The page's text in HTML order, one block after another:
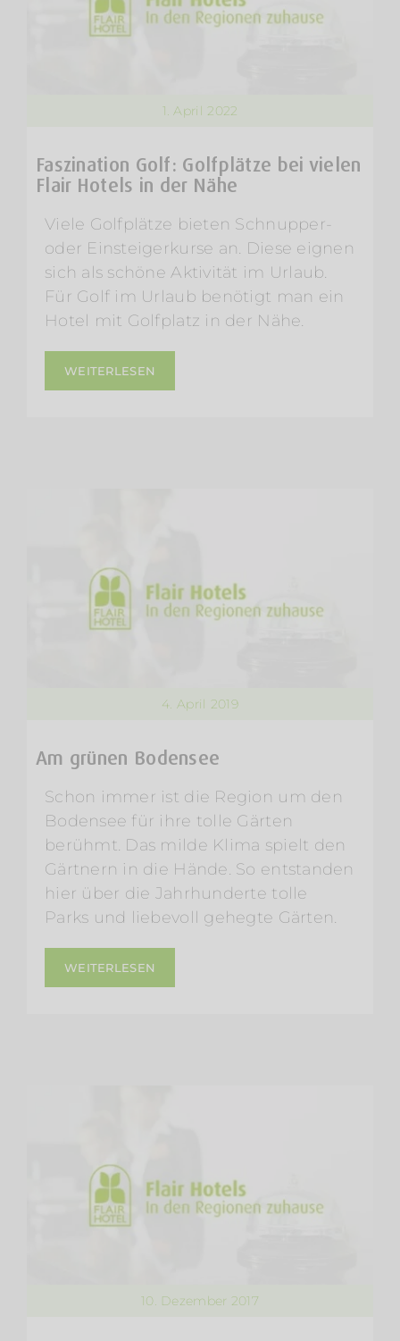
1. April 2022
Faszination Golf: Golfplätze bei vielen
Flair Hotels in der Nähe
Viele Golfplätze bieten Schnupper-
oder Einsteigerkurse an. Diese eignen
sich als schöne Aktivität im Urlaub.
Für Golf im Urlaub benötigt man ein
Hotel mit Golfplatz in der Nähe.
WEITERLESEN
4. April 2019
Am grünen Bodensee
Schon immer ist die Region um den
Bodensee für ihre tolle Gärten
berühmt. Das milde Klima spielt den
Gärtnern in die Hände. So entstanden
hier über die Jahrhunderte tolle
Parks und liebevoll gehegte Gärten.
WEITERLESEN
10. Dezember 2017